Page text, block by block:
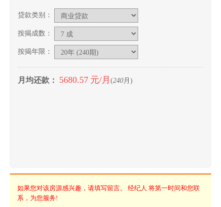
贷款类别：
按揭成数：
按揭年限：
月均还款： 5680.57 元/月 (240月)
如果您对该房源感兴趣，请填写留言。 经纪人 将第一时间和您联
系，为您服务!